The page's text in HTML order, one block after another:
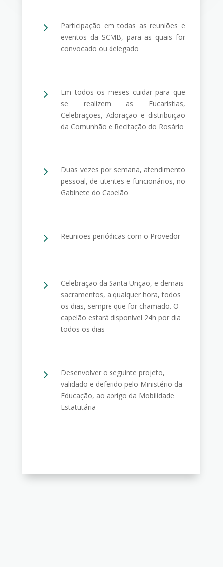
5
Participação em todas as reuniões e
eventos da SCMB, para as quais for
convocado ou delegado
5
Em todos os meses cuidar para que
se realizem as Eucaristias,
Celebrações, Adoração e distribuição
da Comunhão e Recitação do Rosário
5
Duas vezes por semana, atendimento
pessoal, de utentes e funcionários, no
Gabinete do Capelão
5 Reuniões periódicas com o Provedor
5
Celebração da Santa Unção, e demais
sacramentos, a qualquer hora, todos
os dias, sempre que for chamado. O
capelão estará disponível 24h por dia
todos os dias
5
Desenvolver o seguinte projeto,
validado e deferido pelo Ministério da
Educação, ao abrigo da Mobilidade
Estatutária